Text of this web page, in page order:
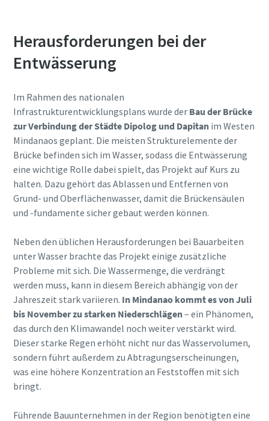
Herausforderungen bei der
Entwässerung
Im Rahmen des nationalen
Infrastrukturentwicklungsplans wurde der Bau der Brücke
zur Verbindung der Städte Dipolog und Dapitanim Westen
Mindanaos geplant. Die meisten Strukturelemente der
Brücke befinden sich im Wasser, sodass die Entwässerung
eine wichtige Rolle dabei spielt, das Projekt auf Kurs zu
halten. Dazu gehört das Ablassen und Entfernen von
Grund- und Oberflächenwasser, damit die Brückensäulen
und -fundamente sicher gebaut werden können.
Neben den üblichen Herausforderungen bei Bauarbeiten
unter Wasser brachte das Projekt einige zusätzliche
Probleme mit sich. Die Wassermenge, die verdrängt
werden muss, kann in diesem Bereich abhängig von der
Jahreszeit stark variieren. In Mindanao kommt es von Juli
bis November zu starken Niederschlägen– ein Phänomen,
das durch den Klimawandel noch weiter verstärkt wird.
Dieser starke Regen erhöht nicht nur das Wasservolumen,
sondern führt außerdem zu Abtragungserscheinungen,
was eine höhere Konzentration an Feststoffen mit sich
bringt.
Führende Bauunternehmen in der Region benötigten eine